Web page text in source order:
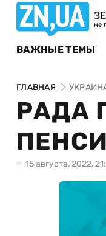
не
ВАЖНЫЕ ТЕМЫ
ГЛАВНАЯ
РАДА
15 августа, 2022,